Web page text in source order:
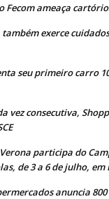
Fecom ameaça
exerce
seu primeiro carro
vez consecutiva,
participa do
de 3 a 6 de julho,
anuncia